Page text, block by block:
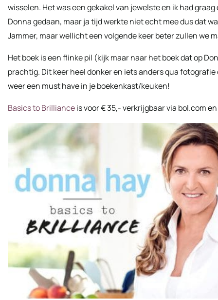
wisselen. Het was een gekakel van jewelste en ik had
Donna gedaan, maar ja tijd werkte niet echt mee dus dat
Jammer, maar wellicht een volgende keer beter zullen we
Het boek is een flinke pil (kijk maar naar het boek dat op
prachtig. Dit keer heel donker en iets anders qua fotografie
weer een must have in je boekenkast/keuken!
Basics to Brillianceis voor € 35,- verkrijgbaar via bol.com